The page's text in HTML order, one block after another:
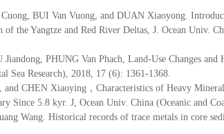
BUI Van Vuong, and DUAN Xiaoyong.
the Yangtze and Red River Deltas, J. Ocean Univ.
PHUNG Van Phach, Land-Use Changes
Sea Research), 2018, 17 (6): 1361-1368.
and CHEN Xiaoying，Characteristics of Heavy
Since 5.8 kyr. J, Ocean Univ. China (Oceanic and
Wang. Historical records of trace metals in core